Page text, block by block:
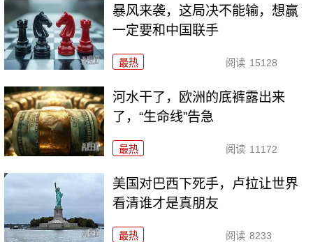
暴风来袭，这局决不能输，想赢
一定要和中国联手
最热 阅读 15128
河水干了，欧洲的底裤露出来
了，“生命线”告急
最热 阅读 11172
美国对巴西下死手，卢拉让世界
看清谁才是真朋友
最热 阅读 8233